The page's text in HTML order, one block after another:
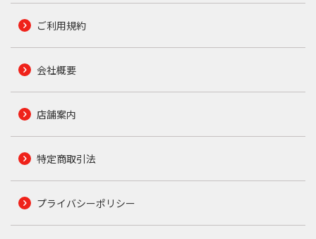
ご利用規約
会社概要
店舗案内
特定商取引法
プライバシーポリシー